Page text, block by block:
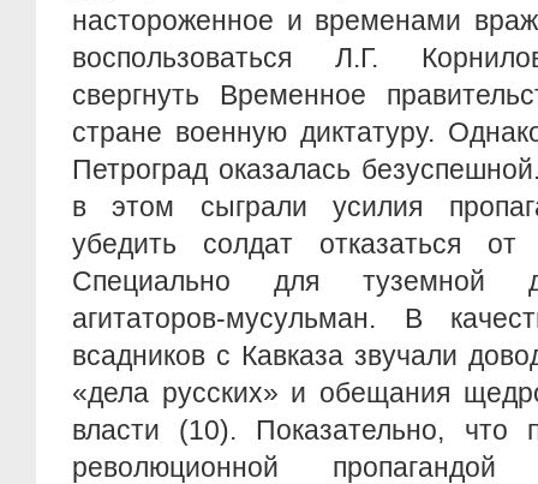
настороженное и временами
воспользоваться Л.Г.
свергнуть Временное
стране военную диктатуру.
Петроград оказалась
в этом сыграли усилия
убедить солдат отказаться
Специально для туземной
агитаторов-мусульман. В
всадников с Кавказа звучали
«дела русских» и обещания
власти (10). Показательно, что
революционной